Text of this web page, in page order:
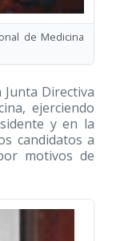
de Medicina
Directiva
ejerciendo
y en la
candidatos a
motivos de